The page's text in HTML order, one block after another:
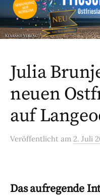
Julia
neuen
auf
Veröffentlicht am 2. Juli
Das aufregende